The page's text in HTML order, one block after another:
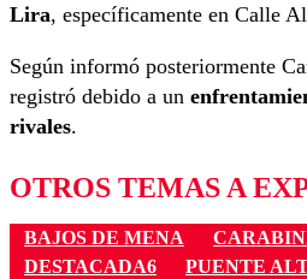
Lira, específicamente en Calle
Según informó posteriormente
registró debido a un
rivales.
OTROS TEMAS A
BAJOS DE MENA
DESTACADA6
PUENTE